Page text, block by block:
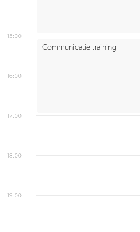
15:00
16:00
17:00
18:00
19:00
Communicatie training